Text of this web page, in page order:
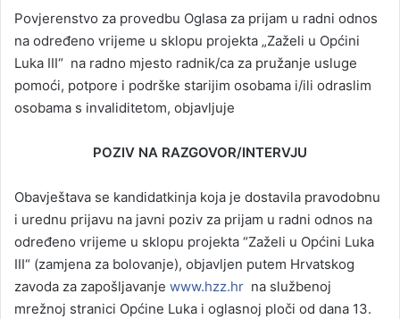
Povjerenstvo za provedbu Oglasa za prijam u radni odnos
na određeno vrijeme u sklopu projekta „Zaželi u Općini
Luka III“ na radno mjesto radnik/ca za pružanje usluge
pomoći, potpore i podrške starijim osobama i/ili odraslim
osobama s invaliditetom, objavljuje
POZIV NA RAZGOVOR/INTERVJU
Obavještava se kandidatkinja koja je dostavila pravodobnu
i urednu prijavu na javni poziv za prijam u radni odnos na
određeno vrijeme u sklopu projekta “Zaželi u Općini Luka
III“ (zamjena za bolovanje), objavljen putem Hrvatskog
zavoda za zapošljavanje www.hzz.hr na službenoj
mrežnoj stranici Općine Luka i oglasnoj ploči od dana 13.